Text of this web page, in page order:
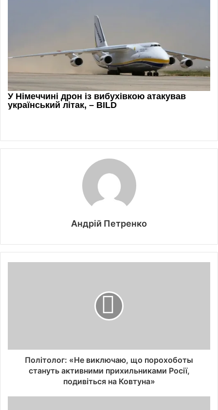
Андрій Петренко
Політолог: «Не виключаю, що порохоботы
стануть активними прихильниками Росії,
подивіться на Ковтуна»